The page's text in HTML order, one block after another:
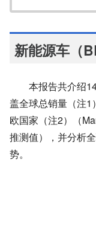
新能源车（
本报告共介绍14
盖全球总销量（注
欧国家（注2）（
推测值），并分析
势。